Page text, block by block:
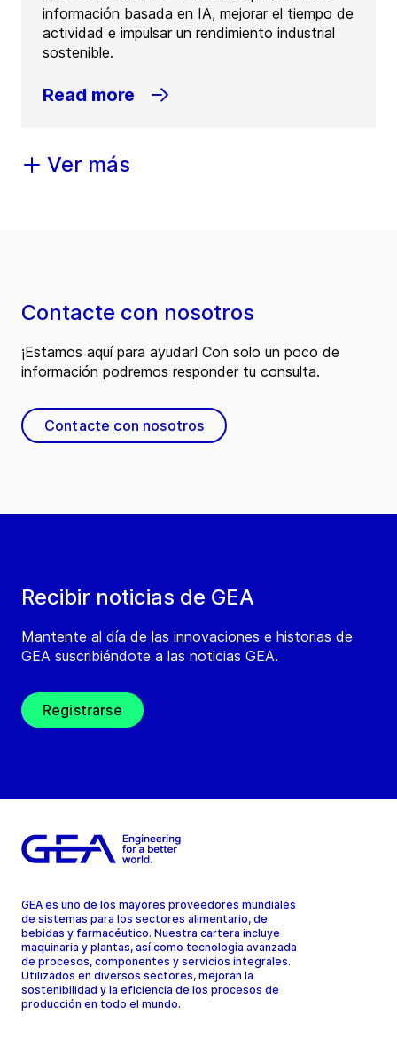
información basada en IA, mejorar el tiempo de
actividad e impulsar un rendimiento industrial
sostenible.
Read more
Ver más
Recibir noticias de GEA
Mantente al día de las innovaciones e historias de
GEA suscribiéndote a las noticias GEA.
Registrarse
Contacte con nosotros
¡Estamos aquí para ayudar! Con solo un poco de
información podremos responder tu consulta.
Contacte con nosotros
GEA es uno de los mayores proveedores mundiales
de sistemas para los sectores alimentario, de
bebidas y farmacéutico. Nuestra cartera incluye
maquinaria y plantas, así como tecnología avanzada
de procesos, componentes y servicios integrales.
Utilizados en diversos sectores, mejoran la
sostenibilidad y la eficiencia de los procesos de
producción en todo el mundo.